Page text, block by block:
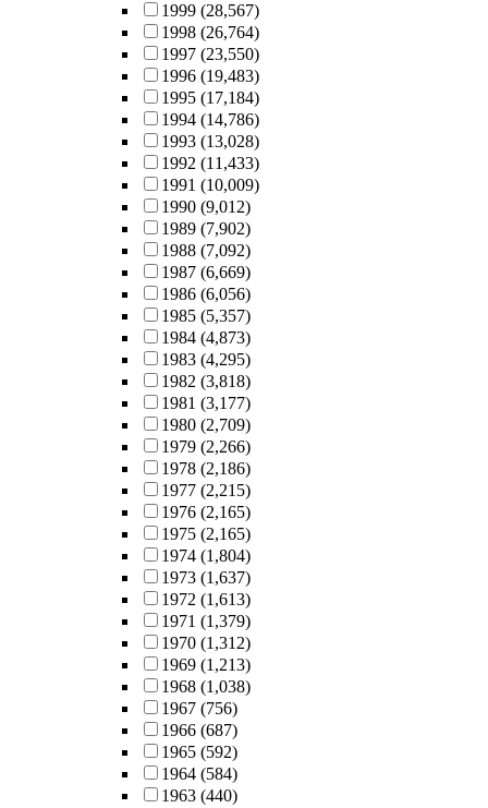
1999 (28,567)
1998 (26,764)
1997 (23,550)
1996 (19,483)
1995 (17,184)
1994 (14,786)
1993 (13,028)
1992 (11,433)
1991 (10,009)
1990 (9,012)
1989 (7,902)
1988 (7,092)
1987 (6,669)
1986 (6,056)
1985 (5,357)
1984 (4,873)
1983 (4,295)
1982 (3,818)
1981 (3,177)
1980 (2,709)
1979 (2,266)
1978 (2,186)
1977 (2,215)
1976 (2,165)
1975 (2,165)
1974 (1,804)
1973 (1,637)
1972 (1,613)
1971 (1,379)
1970 (1,312)
1969 (1,213)
1968 (1,038)
1967 (756)
1966 (687)
1965 (592)
1964 (584)
1963 (440)